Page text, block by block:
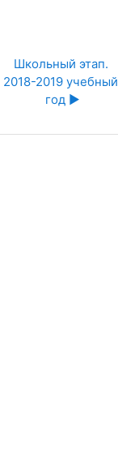
Школьный этап.
2018-2019 учебный
год ▶︎